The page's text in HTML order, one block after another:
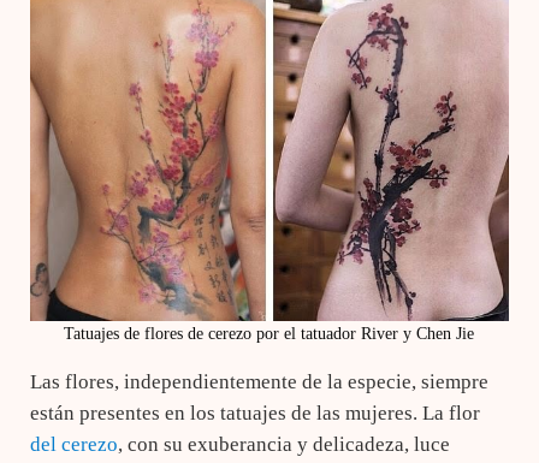
Tatuajes de flores de cerezo por el tatuador River y Chen Jie
Las flores, independientemente de la especie, siempre
están presentes en los tatuajes de las mujeres. La flor
del cerezo, con su exuberancia y delicadeza, luce